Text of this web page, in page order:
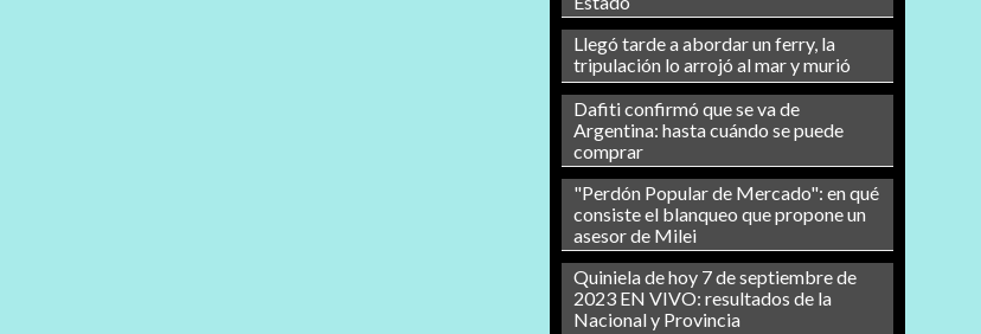
Llegó tarde a abordar un ferry, la
tripulación lo arrojó al mar y murió
Dafiti confirmó que se va de
Argentina: hasta cuándo se puede
comprar
"Perdón Popular de Mercado": en qué
consiste el blanqueo que propone un
asesor de Milei
Quiniela de hoy 7 de septiembre de
2023 EN VIVO: resultados de la
Nacional y Provincia